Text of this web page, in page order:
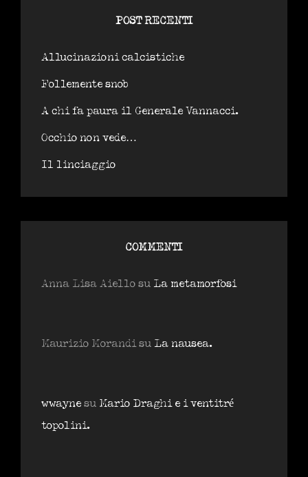
POST RECENTI
Allucinazioni calcistiche
Follemente snob
A chi fa paura il Generale Vannacci.
Occhio non vede…
Il linciaggio
COMMENTI
Anna Lisa Aiello su La metamorfosi
Maurizio Morandisu La nausea.
wwayne su Mario Draghi e i ventitré
topolini.